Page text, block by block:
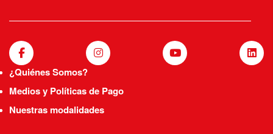
¿Quiénes Somos?
Medios y Políticas de Pago
Nuestras modalidades